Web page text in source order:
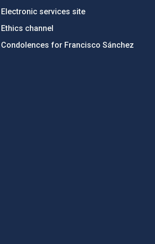
Electronic services site
Ethics channel
Condolences for Francisco Sánchez